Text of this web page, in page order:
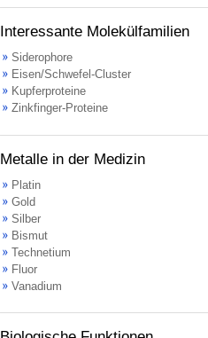
Interessante Molekülfamilien
Siderophore
Eisen/Schwefel-Cluster
Kupferproteine
Zinkfinger-Proteine
Metalle in der Medizin
Platin
Gold
Silber
Bismut
Technetium
Fluor
Vanadium